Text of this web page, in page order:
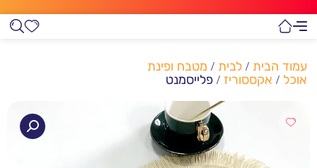
עמוד הבית / לבית / מטבח ופינת
אוכל / אקססוריז / פלייסמנט